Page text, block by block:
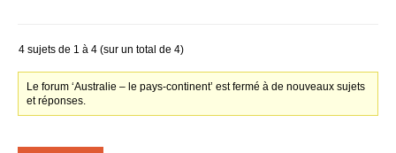
4 sujets de 1 à 4 (sur un total de 4)
Le forum ‘Australie – le pays-continent’ est fermé à de nouveaux sujets
et réponses.